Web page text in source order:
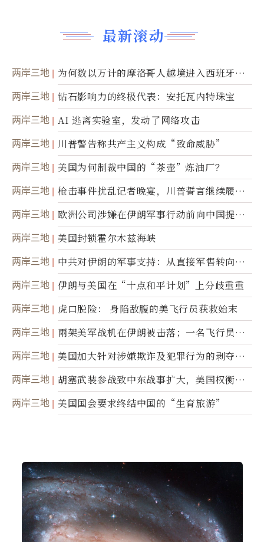
最新滚动
两岸三地
为何数以万计的摩洛哥人越境进入西班牙休
达
两岸三地 钻石影响力的终极代表：安托瓦内特珠宝
两岸三地 AI 逃离实验室，发动了网络攻击
两岸三地 川普警告称共产主义构成“致命威胁”
两岸三地 美国为何制裁中国的“茶壶”炼油厂？
两岸三地
枪击事件扰乱记者晚宴，川普誓言继续履行
职责
两岸三地
欧洲公司涉嫌在伊朗军事行动前向中国提供
美军基地的卫星图像
两岸三地 美国封锁霍尔木兹海峡
两岸三地
中共对伊朗的军事支持：从直接军售转向间
接技术转让
两岸三地 伊朗与美国在“十点和平计划”上分歧重重
两岸三地 虎口脱险： 身陷敌腹的美飞行员获救始末
两岸三地
兩架美军战机在伊朗被击落；一名飞行员失
踪
两岸三地
美国加大针对涉嫌欺诈及犯罪行为的剥夺公
民权力度
两岸三地
胡塞武装参战致中东战事扩大，美国权衡地
面入侵的可能性
两岸三地 美国国会要求终结中国的“生育旅游”